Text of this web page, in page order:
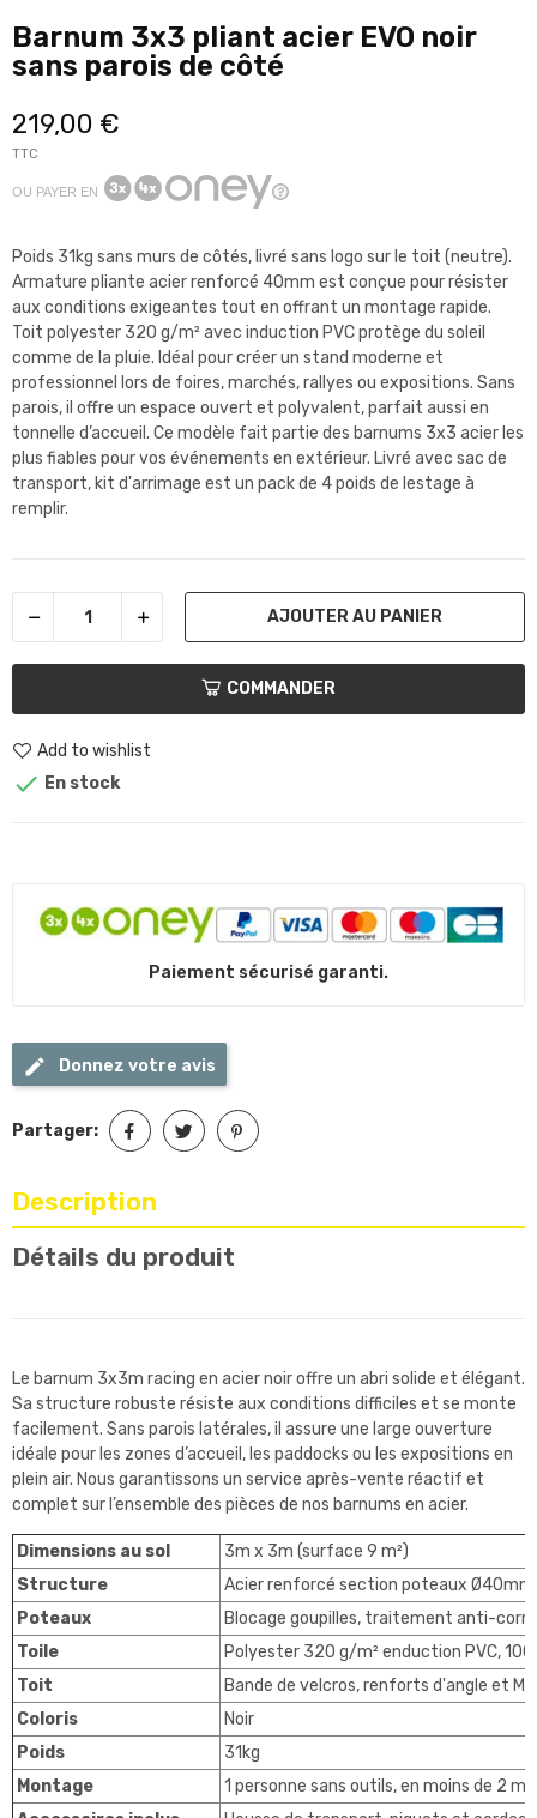
Barnum 3x3 pliant acier EVO noir
sans parois de côté
219,00 €
TTC
OU PAYER EN
Poids 31kg sans murs de côtés, livré sans logo sur le toit (neutre).
Armature pliante acier renforcé 40mm est conçue pour résister
aux conditions exigeantes tout en offrant un montage rapide.
Toit polyester 320 g/m² avec induction PVC protège du soleil
comme de la pluie. Idéal pour créer un stand moderne et
professionnel lors de foires, marchés, rallyes ou expositions. Sans
parois, il offre un espace ouvert et polyvalent, parfait aussi en
tonnelle d’accueil. Ce modèle fait partie des barnums 3x3 acier les
plus fiables pour vos événements en extérieur. Livré avec sac de
transport, kit d'arrimage est un pack de 4 poids de lestage à
remplir.
AJOUTER AU PANIER
COMMANDER
Add to wishlist
 En stock
Paiement sécurisé garanti.
Donnez votre avis
Partager:
Description
Détails du produit
Le barnum 3x3m racing en acier noir offre un abri solide et élégant.
Sa structure robuste résiste aux conditions difficiles et se monte
facilement. Sans parois latérales, il assure une large ouverture
idéale pour les zones d’accueil, les paddocks ou les expositions en
plein air. Nous garantissons un service après-vente réactif et
complet sur l’ensemble des pièces de nos barnums en acier.
Dimensions au sol
3m x 3m (surface 9 m²)
Structure
Acier renforcé section poteaux Ø40mm
Poteaux
Blocage goupilles, traitement anti-
Toile
Polyester 320 g/m² enduction PVC,
Toit
Bande de velcros, renforts d'angle et
Coloris
Noir
Poids
31kg
Montage
1 personne sans outils, en moins de 2